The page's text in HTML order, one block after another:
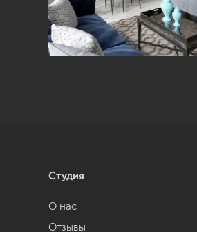
Студия
О нас
Отзывы